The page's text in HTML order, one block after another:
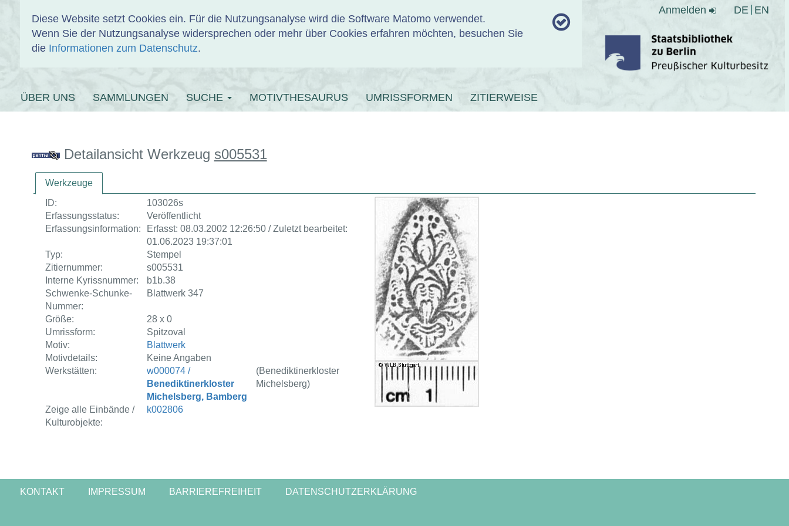
Diese Website setzt Cookies ein. Für die Nutzungsanalyse wird die Software Matomo verwendet.
Wenn Sie der Nutzungsanalyse widersprechen oder mehr über Cookies erfahren möchten, besuchen Sie
die Informationen zum Datenschutz.
Anmelden DE EN
EINBANDDATENBANK
ÜBER UNS SAMMLUNGEN SUCHE MOTIVTHESAURUS UMRISSFORMEN ZITIERWEISE
Detailansicht Werkzeug s005531
Werkzeuge
ID:
103026s
Erfassungsstatus:
Veröffentlicht
Erfassungsinformation:
Erfasst: 08.03.2002 12:26:50 / Zuletzt bearbeitet:
01.06.2023 19:37:01
Typ:
Stempel
Zitiernummer:
s005531
Interne Kyrissnummer:
b1b.38
Schwenke-Schunke-
Nummer:
Blattwerk 347
Größe:
28 x 0
Umrissform:
Spitzoval
Motiv:
Blattwerk
Motivdetails:
Keine Angaben
Werkstätten:
w000074 /
Benediktinerkloster
Michelsberg, Bamberg
(Benediktinerkloster
Michelsberg)
Zeige alle Einbände /
Kulturobjekte:
k002806
KONTAKT IMPRESSUM BARRIEREFREIHEIT DATENSCHUTZERKLÄRUNG